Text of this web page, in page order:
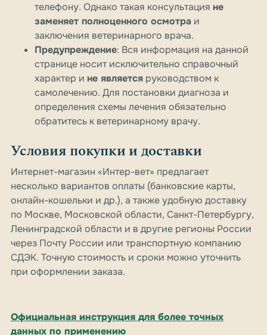
телефону. Однако такая консультация не
заменяет полноценного осмотра и
заключения ветеринарного врача.
Предупреждение: Вся информация на данной
странице носит исключительно справочный
характер и не является руководством к
самолечению. Для постановки диагноза и
определения схемы лечения обязательно
обратитесь к ветеринарному врачу.
Условия покупки и доставки
Интернет-магазин «Интер-вет» предлагает
несколько вариантов оплаты (банковские карты,
онлайн-кошельки и др.), а также удобную доставку
по Москве, Московской области, Санкт-Петербургу,
Ленинградской области и в другие регионы России
через Почту России или транспортную компанию
СДЭК. Точную стоимость и сроки можно уточнить
при оформлении заказа.
Официальная инструкция для более точных
данных по применению